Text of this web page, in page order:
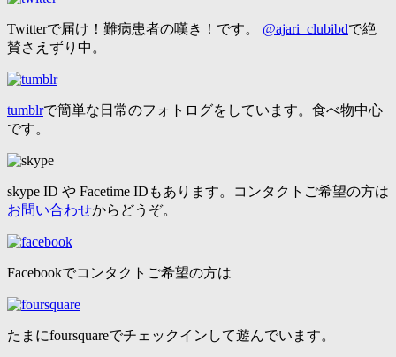
Twitterで届け！難病患者の嘆き！です。 @ajari_clubibdで絶
賛さえずり中。
tumblrで簡単な日常のフォトログをしています。食べ物中心
です。
skype ID や Facetime IDもあります。コンタクトご希望の方は
お問い合わせからどうぞ。
Facebookでコンタクトご希望の方は
たまにfoursquareでチェックインして遊んでいます。